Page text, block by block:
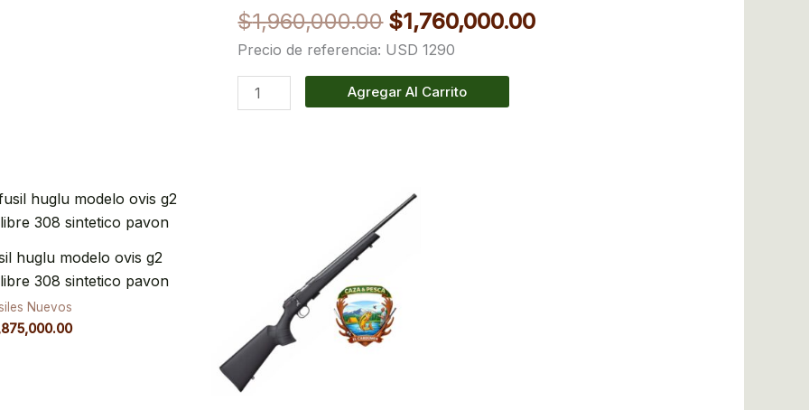
$1,960,000.00 $1,760,000.00
Precio de referencia: USD 1290
2
A
Repeticion
cantidad
Agregar Al Carrito
huglu modelo ovis g2
308 sintetico pavon
Nuevos